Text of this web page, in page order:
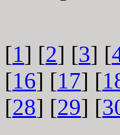
[1] [2] [3] [
[16] [17] [
[28] [29] [